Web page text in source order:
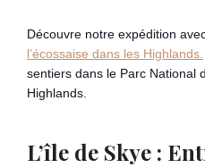
Découvre notre expédition
l’écossaise dans les Highlands.
sentiers dans le Parc National
Highlands.
L’île de Skye :